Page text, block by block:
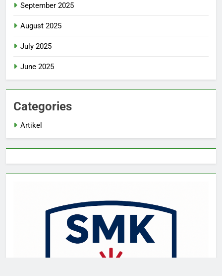
September 2025
August 2025
July 2025
June 2025
Categories
Artikel